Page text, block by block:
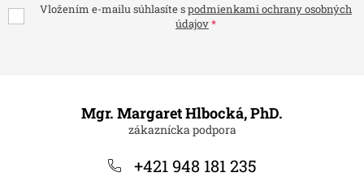
Vložením e-mailu súhlasíte spodmienkami ochrany osobných
údajov
Mgr. Margaret Hlbocká, PhD.
+421 948 181 235